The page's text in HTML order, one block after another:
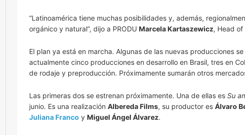
“Latinoamérica tiene muchas posibilidades y, además,
orgánico y natural”, dijo a PRODU Marcela Kartaszewicz, Head of
El plan ya está en marcha. Algunas de las nuevas producciones
actualmente cinco producciones en desarrollo en Brasil, tres en
de rodaje y preproducción. Próximamente sumarán otros
Las primeras dos se estrenan próximamente. Una de ellas es Su
junio. Es una realización Albereda Films, su productor es Álvaro
Juliana Franco y Miguel Ángel Álvarez.